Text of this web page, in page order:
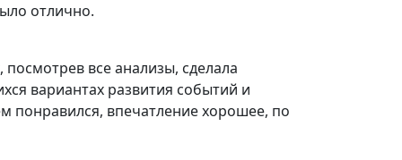
отлично.
все анализы, сделала
вариантах развития событий и
понравился, впечатление хорошее, по